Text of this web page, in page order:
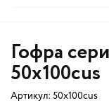
Гофра
50x100cus
Артикул: 50x100cus